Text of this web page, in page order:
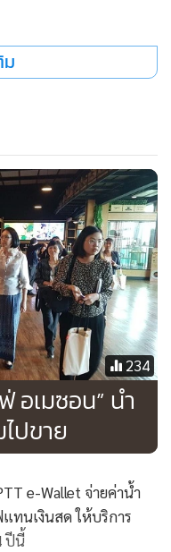
ม
234
อเมซอน” นำ
ปขาย
e-Wallet จ่ายค่าน้ำ
ทนเงินสด ให้บริการ
ปีนี้